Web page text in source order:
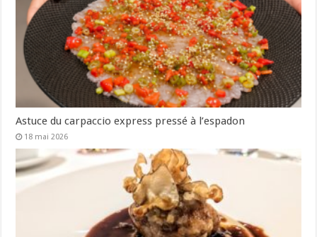
Astuce du carpaccio express pressé à l’espadon
18 mai 2026